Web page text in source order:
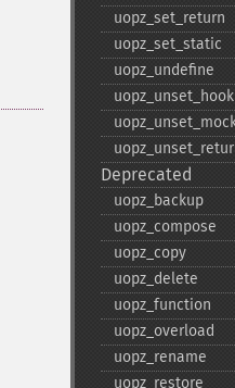
uopz_​set_​return
uopz_​set_​static
uopz_​undefine
uopz_​unset_​hook
Deprecated
uopz_​backup
uopz_​compose
uopz_​copy
uopz_​delete
uopz_​function
uopz_​overload
uopz_​rename
uopz_​restore